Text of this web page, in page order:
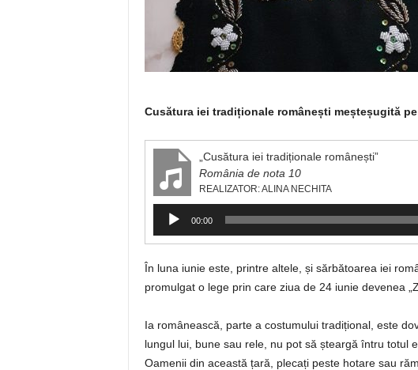
Cusătura iei tradiționale românești meșteșugită
„Cusătura iei tradiționale românești”
România de nota 10
REALIZATOR: ALINA NECHITA
Player
audio
00:00
În luna iunie este, printre altele, și sărbătoarea iei
promulgat o lege prin care ziua de 24 iunie devenea
Ia românească, parte a costumului tradițional, este
lungul lui, bune sau rele, nu pot să șteargă întru totul
Oamenii din această țară, plecați peste hotare sau